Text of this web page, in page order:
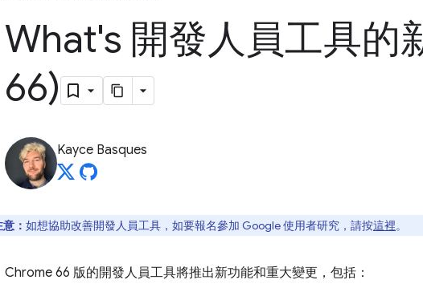
What's 開發人員工具的
66)
Kayce Basques
： 如想協助改善開發人員工具，如要報名參加 Google 使用者研究，請按這裡。
Chrome 66 版的開發人員工具將推出新功能和重大變更，包括：